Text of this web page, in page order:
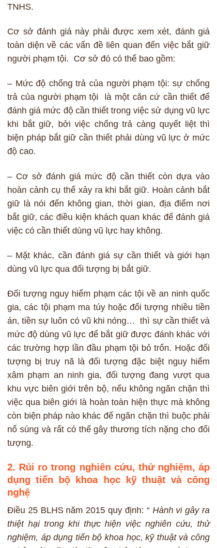
TNHS.
Cơ sở đánh giá này phải được xem xét, đánh giá
toàn diện về các vấn đề liên quan đến việc bắt giữ
người phạm tội. Cơ sở đó có thể bao gồm:
– Mức độ chống trả của người phạm tội: sự chống
trả của người phạm tội là một căn cứ cần thiết để
đánh giá mức độ cần thiết trong việc sử dụng vũ lực
khi bắt giữ, bởi việc chống trả càng quyết liệt thì
biện pháp bắt giữ cần thiết phải dùng vũ lực ở mức
độ cao.
– Cơ sở đánh giá mức độ cần thiết còn dựa vào
hoàn cảnh cụ thể xảy ra khi bắt giữ. Hoàn cảnh bắt
giữ là nói đến không gian, thời gian, địa điểm nơi
bắt giữ, các điều kiện khách quan khác để đánh giá
việc có cần thiết dùng vũ lực hay không.
– Mặt khác, cần đánh giá sự cần thiết và giới hạn
dùng vũ lực qua đối tượng bị bắt giữ.
Đối tượng nguy hiểm phạm các tội về an ninh quốc
gia, các tội phạm ma túy hoặc đối tượng nhiều tiền
án, tiền sự luôn có vũ khi nóng… thì sự cần thiết và
mức độ dùng vũ lực để bắt giữ được đánh khác với
các trường hợp lần đầu phạm tội bỏ trốn. Hoặc đối
tượng bị truy nã là đối tượng đặc biệt nguy hiểm
xâm phạm an ninh gia, đối tượng đang vượt qua
khu vực biên giới trên bộ, nếu không ngăn chặn thì
việc qua biên giới là hoàn toàn hiện thực mà không
còn biện pháp nào khác để ngăn chặn thì buộc phải
nổ súng và rất có thể gây thương tích nặng cho đối
tượng.
2. Rủi ro trong nghiên cứu, thử nghiệm, áp
dụng tiến bộ khoa học kỹ thuật và công
nghệ
Điều 25 BLHS năm 2015 quy định: “ Hành vi gây ra
thiệt hại trong khi thực hiện việc nghiên cứu, thử
nghiệm, áp dụng tiến bộ khoa học, kỹ thuật và công